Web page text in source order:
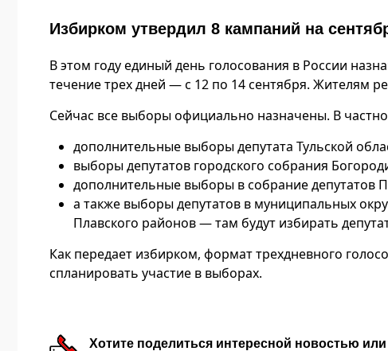
Избирком утвердил 8 кампаний на
В этом году единый день голосования в России
течение трех дней — с 12 по 14 сентября. Жителям
Сейчас все выборы официально назначены. В
дополнительные выборы депутата Тульской
выборы депутатов городского собрания
дополнительные выборы в собрание депутатов
а также выборы депутатов в муниципальных
Плавского районов — там будут избирать
Как передает избирком, формат трехдневного
спланировать участие в выборах.
Хотите поделиться интересной новостью